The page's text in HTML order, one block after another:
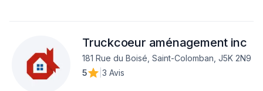
atouts. UNE ESTIMATION PRÉCISE Chaque projet fait l'objet
d'une estimation précise comprenant les quantités de
matériaux requises pour l'exécution de votre aménagement.
Truckcoeur aménagement inc
181 Rue du Boisé, Saint-Colomban, J5K 2N9
5
3 Avis